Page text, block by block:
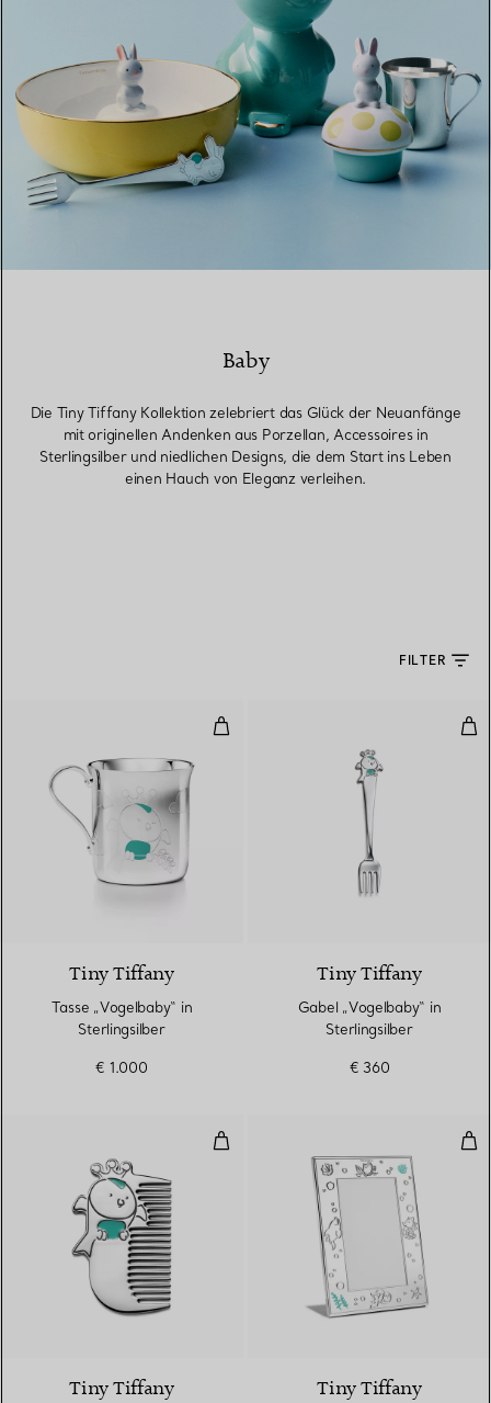
Baby
Die Tiny Tiffany Kollektion zelebriert das Glück der Neuanfänge
mit originellen Andenken aus Porzellan, Accessoires in
Sterlingsilber und niedlichen Designs, die dem Start ins Leben
einen Hauch von Eleganz verleihen.
FILTER
Tasse „Vogelbaby“ in
Tiny Tiffany
Tasse „Vogelbaby“ in
Sterlingsilber
€ 1.000
Tiny Tiffany
Gabel „Vogelbaby“ in
Sterlingsilber
€ 360
Kamm „Vogelbaby“ in
Tiny Tiffany Tiny Tiffany